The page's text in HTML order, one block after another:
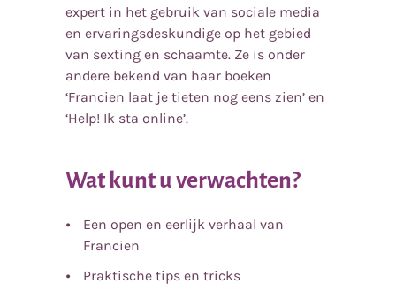
expert in het gebruik van sociale media
en ervaringsdeskundige op het gebied
van sexting en schaamte. Ze is onder
andere bekend van haar boeken
‘Francien laat je tieten nog eens zien’ en
‘Help! Ik sta online’.
Wat kunt u verwachten?
Een open en eerlijk verhaal van
Francien
Praktische tips en tricks